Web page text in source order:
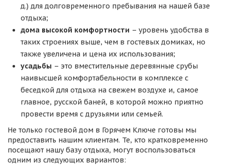
д.) для долговременного пребывания на нашей базе
отдыха;
дома высокой комфортности – уровень удобства в
таких строениях выше, чем в гостевых домиках, но
также увеличена и цена их использования;
усадьбы – это вместительные деревянные срубы
наивысшей комфортабельности в комплексе с
беседкой для отдыха на свежем воздухе и, самое
главное, русской баней, в которой можно приятно
провести время с друзьями или семьей.
Не только гостевой дом в Горячем Ключе готовы мы
предоставить нашим клиентам. Те, кто кратковременно
посещают нашу базу отдыха, могут воспользоваться
одним из следующих вариантов: